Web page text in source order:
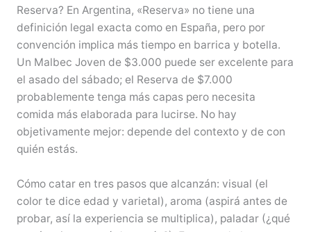
Reserva? En Argentina, «Reserva» no tiene una
definición legal exacta como en España, pero por
convención implica más tiempo en barrica y botella.
Un Malbec Joven de $3.000 puede ser excelente para
el asado del sábado; el Reserva de $7.000
probablemente tenga más capas pero necesita
comida más elaborada para lucirse. No hay
objetivamente mejor: depende del contexto y de con
quién estás.
Cómo catar en tres pasos que alcanzán: visual (el
color te dice edad y varietal), aroma (aspirá antes de
probar, así la experiencia se multiplica), paladar (¿qué